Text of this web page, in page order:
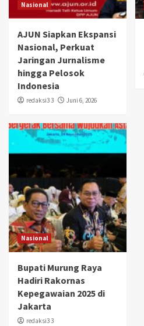
Nasional
AJUN Siapkan Ekspansi
Nasional, Perkuat
Jaringan Jurnalisme
hingga Pelosok
Indonesia
redaksi3 3 Juni 6, 2026
Nasional
Bupati Murung Raya
Hadiri Rakornas
Kepegawaian 2025 di
Jakarta
redaksi3 3